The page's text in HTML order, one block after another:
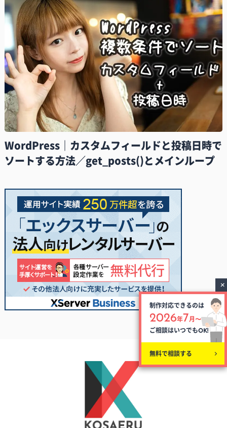
WordPress｜カスタムフィールドと投稿日時で
ソートする方法／get_posts()とメインループ
制作対応できるのは
2026年7月〜
ご相談はいつでもOK!
無料で相談する